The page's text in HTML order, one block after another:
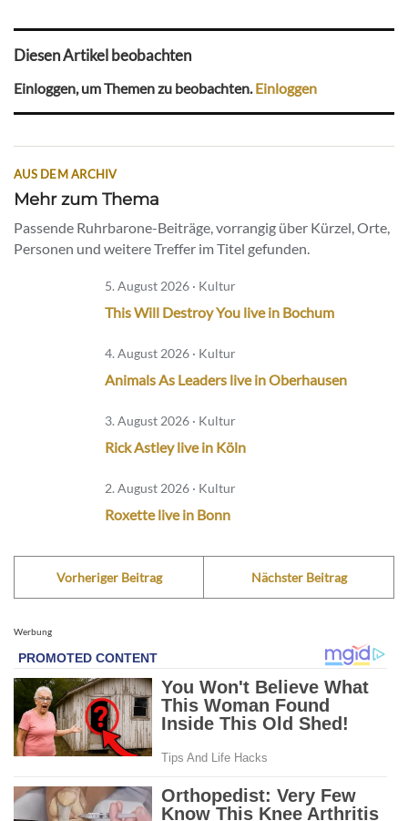
Diesen Artikel beobachten
Einloggen, um Themen zu beobachten. Einloggen
AUS DEM ARCHIV
Mehr zum Thema
Passende Ruhrbarone-Beiträge, vorrangig über Kürzel, Orte,
Personen und weitere Treffer im Titel gefunden.
5. August 2026 · Kultur
This Will Destroy You live in Bochum
4. August 2026 · Kultur
Animals As Leaders live in Oberhausen
3. August 2026 · Kultur
Rick Astley live in Köln
2. August 2026 · Kultur
Roxette live in Bonn
Vorheriger Beitrag Nächster Beitrag
Werbung